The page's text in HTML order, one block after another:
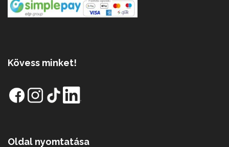
Kövess minket!
Oldal nyomtatása